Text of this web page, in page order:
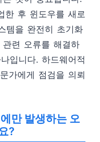
한 후 윈도우를 새로
템을 완전히 초기화
련 오류를 해결하
입니다. 하드웨어적
가에게 점검을 의뢰
만 발생하는 오
?